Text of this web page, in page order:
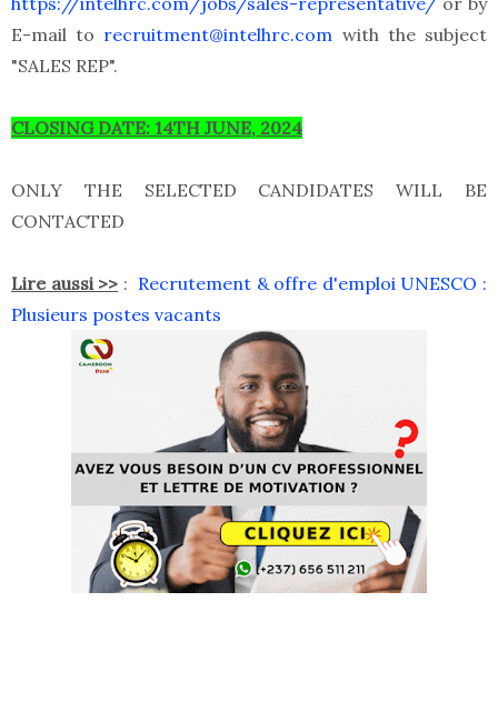
E-mail to recruitment@intelhrc.com with the subject
"SALES REP".
CLOSING DATE: 14TH JUNE, 2024
ONLY THE SELECTED CANDIDATES WILL BE
CONTACTED
Lire aussi >> : Recrutement & offre d'emploi UNESCO :
Plusieurs postes vacants